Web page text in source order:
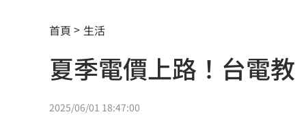
KISS OF LIFE NATTY放話：今晚舞台非
工程行老闆掉地基坑 挖土機下土石活
藍稱蘇巧慧「不給講話」樹林里長現身
首頁 生活
夏季電價上路！台電
2025/06/01 18:47:00